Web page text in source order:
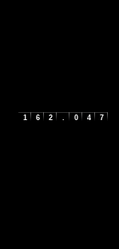
1 6 2 . 0 4 7